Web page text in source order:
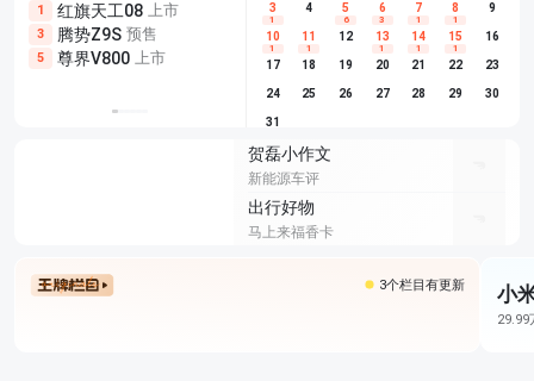
1 红旗天工08 上市
3 腾势Z9S 预售
5 尊界V800 上市
尊界V680 上市
享界G9 预售
别克至境L7 预售
埃安
长城H10
深蓝S05
3
1
4 5
6
6
3
7
1
8
1
9
10
1
11
1
12 13
1
14
1
15
1
16
17 18 19 20 21 22 23
24 25 26 27 28 29 30
31
贺磊小作文
新能源车评
出行好物
马上来福香卡
3个栏目有更新 小
29.99